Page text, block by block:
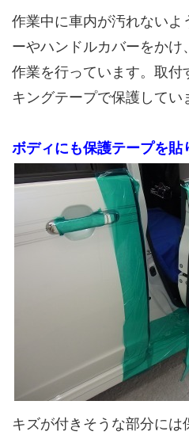
作業中に車内が汚れないよ
ーやハンドルカバーをかけ
作業を行っています。取付
キングテープで保護してい
ボディにも保護テープを貼
キズが付きそうな部分に